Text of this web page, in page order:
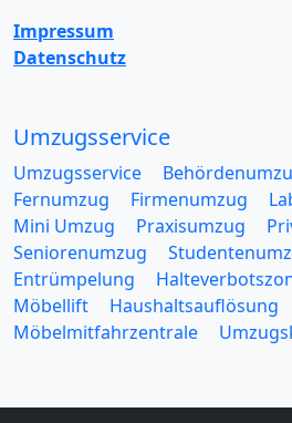
Impressum
Datenschutz
Umzugsservice
Umzugsservice
Fernumzug
Firmenumzug
Mini Umzug
Praxisumzug
Seniorenumzug
Entrümpelung
Möbellift
Haushaltsauflösung
Möbelmitfahrzentrale